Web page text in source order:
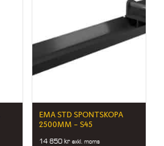
EMA STD SPONTSKOPA
2500MM – S45
14 850 kr exkl. moms